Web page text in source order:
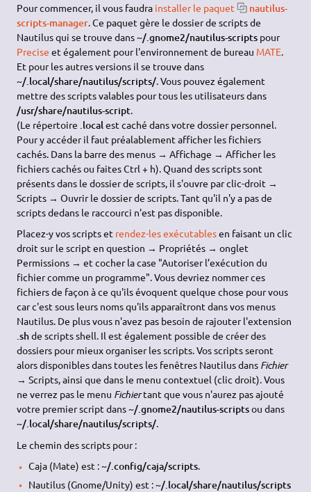
Pour commencer, il vous faudra installer le paquet
nautilus-
scripts-manager . Ce paquet gère le dossier de scripts de
Nautilus qui se trouve dans~/.gnome2/nautilus-scripts pour
Precise et également pour l'environnement de bureau MATE
Et pour les autres versions il se trouve dans
~/.local/share/nautilus/scripts/ . Vous pouvez également
mettre des scripts valables pour tous les utilisateurs dans
/usr/share/nautilus-script
(Le répertoire .localest caché dans votre dossier personnel.
Pour y accéder il faut préalablement afficher les fichiers
cachés. Dans la barre des menus → Affichage → Afficher les
fichiers cachés ou faites Ctrl + h). Quand des scripts sont
présents dans le dossier de scripts, il s'ouvre par clic-droit →
Scripts → Ouvrir le dossier de scripts. Tant qu'il n'y a pas de
scripts dedans le raccourci n'est pas disponible.
Placez-y vos scripts et rendez-les exécutablesen faisant un clic
droit sur le script en question → Propriétés → onglet
Permissions → et cocher la case "Autoriser l’exécution du
fichier comme un programme". Vous devriez nommer ces
fichiers de façon à ce qu'ils évoquent quelque chose pour vous
car c'est sous leurs noms qu'ils apparaîtront dans vos menus
Nautilus. De plus vous n'avez pas besoin de rajouter l'extension
.shde scripts shell. Il est également possible de créer des
dossiers pour mieux organiser les scripts. Vos scripts seront
alors disponibles dans toutes les fenêtres Nautilus dans Fichier
→ Scripts, ainsi que dans le menu contextuel (clic droit). Vous
ne verrez pas le menu Fichiertant que vous n'aurez pas ajouté
votre premier script dans~/.gnome2/nautilus-scriptsou dans
~/.local/share/nautilus/scripts/.
Le chemin des scripts pour :
Caja (Mate) est :~/.config/caja/scripts.
Nautilus (Gnome/Unity) est :~/.local/share/nautilus/scripts